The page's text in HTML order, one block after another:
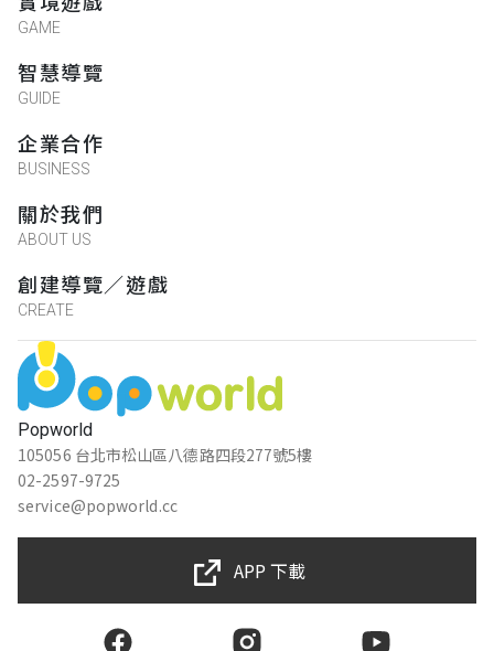
Popworld
105056 台北市松山區八德路四段277號5樓
02-2597-9725
service@popworld.cc
GAME
智慧導覽
GUIDE
企業合作
BUSINESS
關於我們
ABOUT US
創建導覽／遊戲
CREATE
APP 下載